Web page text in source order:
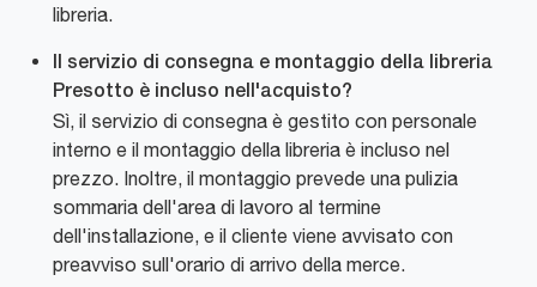
libreria.
Il servizio di consegna e montaggio della libreria
Presotto è incluso nell'acquisto?
Sì, il servizio di consegna è gestito con personale
interno e il montaggio della libreria è incluso nel
prezzo. Inoltre, il montaggio prevede una pulizia
sommaria dell'area di lavoro al termine
dell'installazione, e il cliente viene avvisato con
preavviso sull'orario di arrivo della merce.